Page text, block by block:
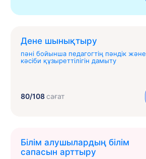
Дене шынықтыру
пәні бойынша педагогтің пәндік және
кәсіби құзыреттілігін дамыту
80/108сағат
Білім алушылардың білім
сапасын арттыру